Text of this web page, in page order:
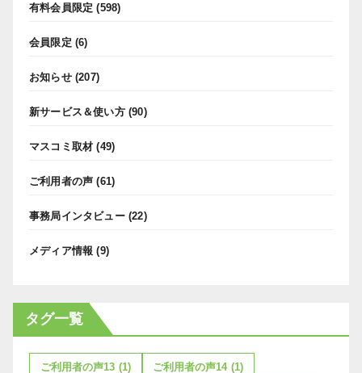
有料会員限定 (598)
会員限定 (6)
お知らせ(207)
新サービス＆使い方(90)
マスコミ取材 (49)
ご利用者の声 (61)
事務局インタビュー(22)
メディア情報 (9)
タグ一覧
ご利用者の声13 (1) ご利用者の声14 (1)